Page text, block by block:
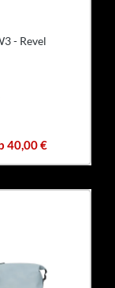
- Revel
40,00 €